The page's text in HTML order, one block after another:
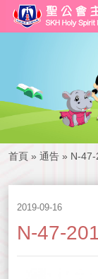
首頁 » 通告 » N-
2019-09-16
N-47-